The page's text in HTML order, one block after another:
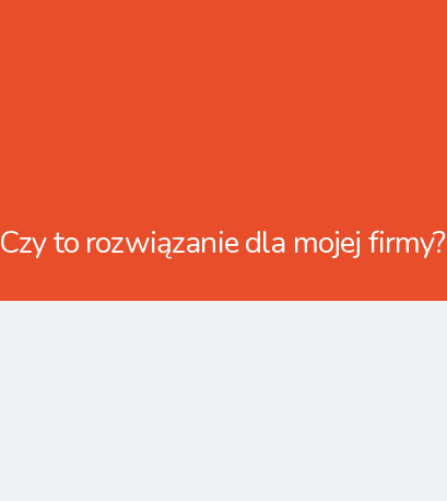
Czy to rozwiązanie dla mojej firmy?